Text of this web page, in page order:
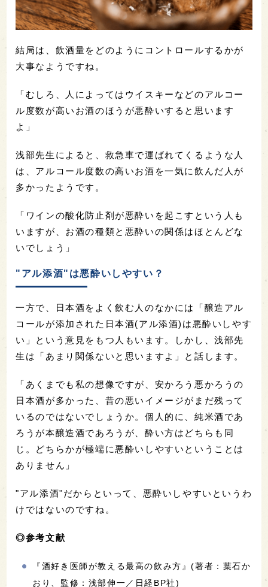
結局は、飲酒量をどのようにコントロールするかが
大事なようですね。
「むしろ、人によってはウイスキーなどのアルコー
ル度数が高いお酒のほうが悪酔いすると思います
よ」
浅部先生によると、救急車で運ばれてくるような人
は、アルコール度数の高いお酒を一気に飲んだ人が
多かったようです。
「ワインの酸化防止剤が悪酔いを起こすという人も
いますが、お酒の種類と悪酔いの関係はほとんどな
いでしょう」
"アル添酒"は悪酔いしやすい？
一方で、日本酒をよく飲む人のなかには「醸造アル
コールが添加された日本酒(アル添酒)は悪酔いしやす
い」という意見をもつ人もいます。しかし、浅部先
生は「あまり関係ないと思いますよ」と話します。
「あくまでも私の想像ですが、安かろう悪かろうの
日本酒が多かった、昔の悪いイメージがまだ残って
いるのではないでしょうか。個人的に、純米酒であ
ろうが本醸造酒であろうが、酔い方はどちらも同
じ。どちらかが極端に悪酔いしやすいということは
ありません」
"アル添酒"だからといって、悪酔いしやすいというわ
けではないのですね。
◎参考文献
『酒好き医師が教える最高の飲み方』(著者：葉石か
おり、監修：浅部伸一／日経BP社)